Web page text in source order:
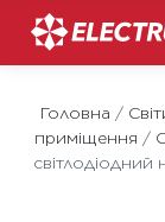
content
Головна /
приміщення /